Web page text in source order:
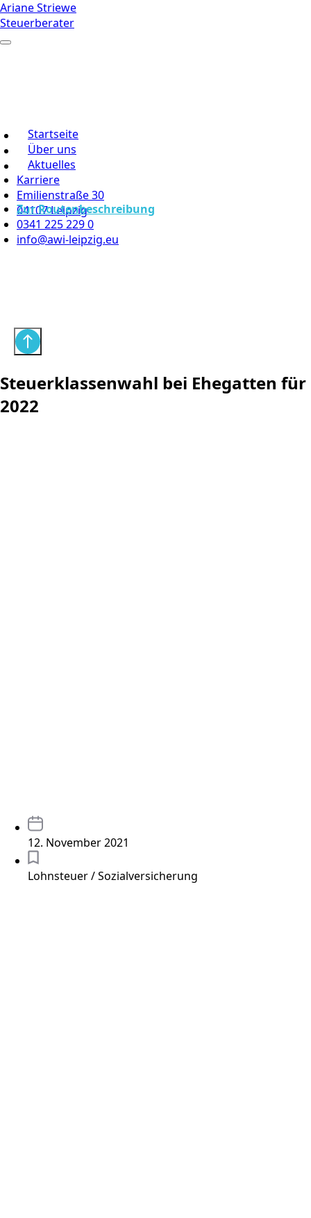
Ariane Striewe
Steuerberater
Startseite
Über uns
Aktuelles
Karriere
Emilienstraße 30
04107 Leipzig
Zur Routenbeschreibung
0341 225 229 0
info@awi-leipzig.eu
Steuerklassenwahl bei Ehegatten für
2022
12. November 2021
Lohnsteuer / Sozialversicherung